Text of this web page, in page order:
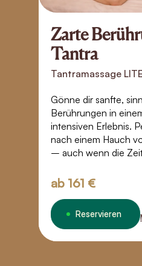
Zarte
Tantra
Tantramassage LITE
Gönne dir sanfte,
Berührungen in
intensiven Erlebnis.
nach einem Hauch
– auch wenn die
ab 161 €
Reservieren